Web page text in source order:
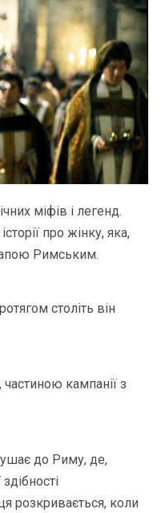
міфів і легенд.
про жінку, яка,
Римським.
століть він
кампанії з
до Риму, де,
розкривається, коли